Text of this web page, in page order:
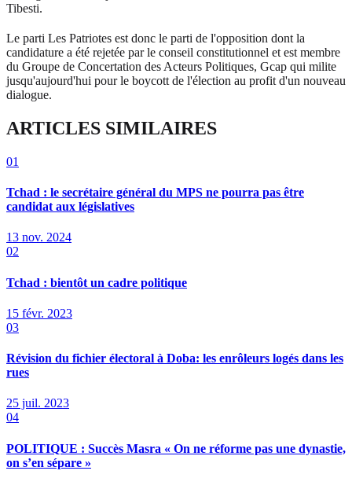
Tibesti.
Le parti Les Patriotes est donc le parti de l'opposition dont la
candidature a été rejetée par le conseil constitutionnel et est membre
du Groupe de Concertation des Acteurs Politiques, Gcap qui milite
jusqu'aujourd'hui pour le boycott de l'élection au profit d'un nouveau
dialogue.
ARTICLES SIMILAIRES
01
Tchad : le secrétaire général du MPS ne pourra pas être
candidat aux législatives
13 nov. 2024
02
Tchad : bientôt un cadre politique
15 févr. 2023
03
Révision du fichier électoral à Doba: les enrôleurs logés dans les
rues
25 juil. 2023
04
POLITIQUE : Succès Masra « On ne réforme pas une dynastie,
on s’en sépare »